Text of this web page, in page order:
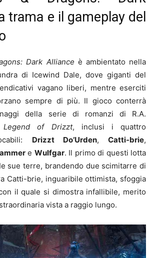
trama e il gameplay del
Dark Alliance è ambientato nella
di Icewind Dale, dove giganti del
vagano liberi, mentre eserciti
sempre di più. Il gioco conterrà
della serie di romanzi di R.A.
Legend of Drizzt, inclusi i quattro
Drizzt Do’Urden, Catti-brie,
e Wulfgar. Il primo di questi lotta
sue terre, brandendo due scimitarre di
Catti-brie, inguaribile ottimista, sfoggia
il quale si dimostra infallibile, merito
vista a raggio lungo.